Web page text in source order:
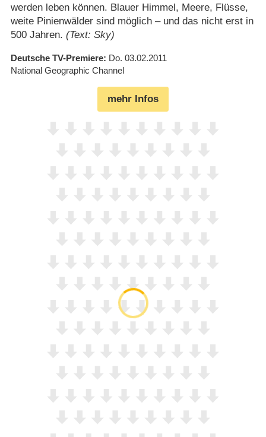
werden leben können. Blauer Himmel, Meere, Flüsse,
weite Pinienwälder sind möglich – und das nicht erst in
500 Jahren. (Text: Sky)
Deutsche TV-Premiere Do. 03.02.2011
National Geographic Channel
mehr Infos